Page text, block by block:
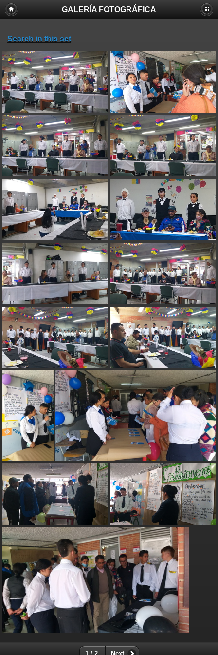
GALERÍA FOTOGRÁFICA
Search in this set